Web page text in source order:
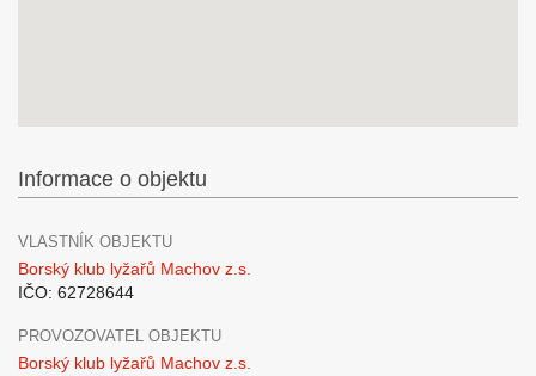
Informace o objektu
VLASTNÍK OBJEKTU
Borský klub lyžařů Machov z.s.
IČO: 62728644
PROVOZOVATEL OBJEKTU
Borský klub lyžařů Machov z.s.